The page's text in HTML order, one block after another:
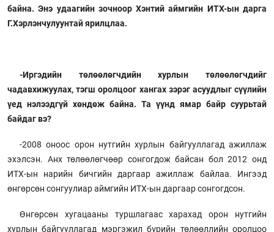
байна. Энэ удаагийн зочноор Хэнтий аймгийн ИТХ-ын дарга
Г.Хэрлэнчулуунтай ярилцлаа.
-Иргэдийн төлөөлөгчдийн хурлын төлөөлөгчдийг
чадавхижуулах, тэгш оролцоог хангах зэрэг асуудлыг сүүлийн
үед нэлээдгүй хөндөж байна. Та үүнд ямар байр суурьтай
байдаг вэ?
-2008 оноос орон нутгийн хурлын байгууллагад ажиллаж
эхэлсэн. Анх төлөөлөгчөөр сонгогдож байсан бол 2012 онд
ИТХ-ын нарийн бичгийн даргаар ажиллаж байлаа. Ингээд
өнгөрсөн сонгуулиар аймгийн ИТХ-ын даргаар сонгогдсон.
Өнгөрсөн хугацааны туршлагаас харахад орон нутгийн
хурлын байгууллагад мэргэжил бүрийн төлөөллийн оролцоо